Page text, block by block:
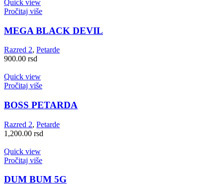
Quick view
Pročitaj više
MEGA BLACK DEVIL
Razred 2, Petarde
900.00 rsd
Quick view
Pročitaj više
BOSS PETARDA
Razred 2, Petarde
1,200.00 rsd
Quick view
Pročitaj više
DUM BUM 5G